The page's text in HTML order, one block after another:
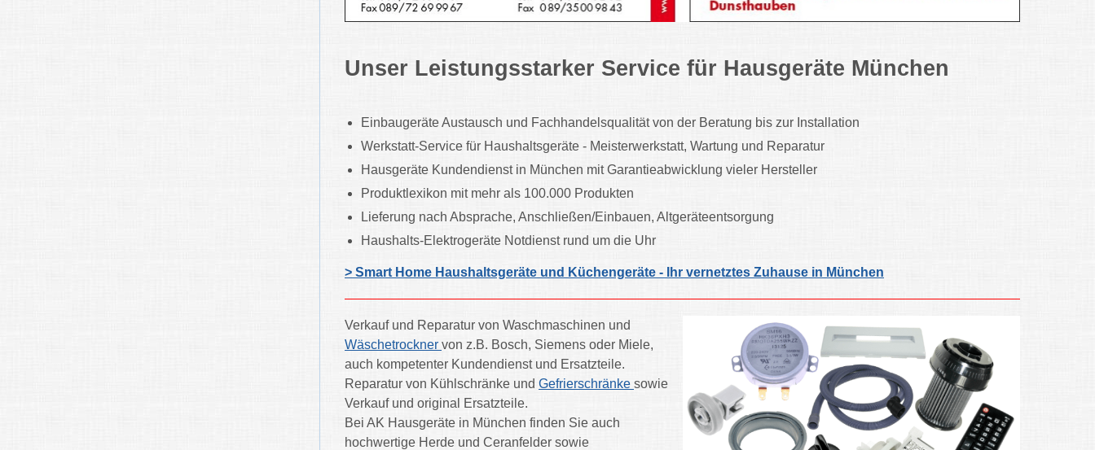
Unser Leistungsstarker Service für Hausgeräte München
Einbaugeräte Austausch und Fachhandelsqualität von der Beratung bis zur Installation
Werkstatt-Service für Haushaltsgeräte - Meisterwerkstatt, Wartung und Reparatur
Hausgeräte Kundendienst in München mit Garantieabwicklung vieler Hersteller
Produktlexikon mit mehr als 100.000 Produkten
Lieferung nach Absprache, Anschließen/Einbauen, Altgeräteentsorgung
Haushalts-Elektrogeräte Notdienst rund um die Uhr
> Smart Home Haushaltsgeräte und Küchengeräte - Ihr vernetztes Zuhause in München
Verkauf und Reparatur von Waschmaschinen und
Wäschetrockner von z.B. Bosch, Siemens oder Miele,
auch kompetenter Kundendienst und Ersatzteile.
Reparatur von Kühlschränke und Gefrierschränke sowie
Verkauf und original Ersatzteile.
Bei AK Hausgeräte in München finden Sie auch
hochwertige Herde und Ceranfelder sowie